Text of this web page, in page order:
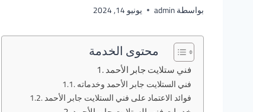
بواسطةadmin يونيو 14, 2024
محتوى الخدمة
فني ستلايت جابر الأحمد
فني الستلايت جابر الأحمد وخدماته
فوائد الاعتماد على فني الستلايت جابر الأحمد